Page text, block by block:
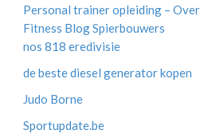
Personal trainer opleiding –
Fitness Blog Spierbouwers
nos 818 eredivisie
de beste diesel generator kopen
Judo Borne
Sportupdate.be